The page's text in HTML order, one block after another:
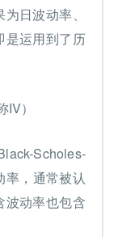
日波动率、
是运用到了历
）
Scholes-
率，通常被认
波动率也包含